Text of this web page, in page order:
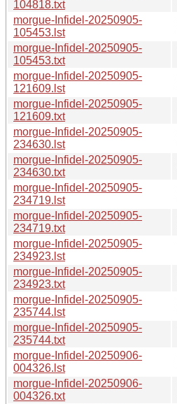
104818.txt
morgue-Infidel-20250905-
105453.lst
morgue-Infidel-20250905-
105453.txt
morgue-Infidel-20250905-
121609.lst
morgue-Infidel-20250905-
121609.txt
morgue-Infidel-20250905-
234630.lst
morgue-Infidel-20250905-
234630.txt
morgue-Infidel-20250905-
234719.lst
morgue-Infidel-20250905-
234719.txt
morgue-Infidel-20250905-
234923.lst
morgue-Infidel-20250905-
234923.txt
morgue-Infidel-20250905-
235744.lst
morgue-Infidel-20250905-
235744.txt
morgue-Infidel-20250906-
004326.lst
morgue-Infidel-20250906-
004326.txt